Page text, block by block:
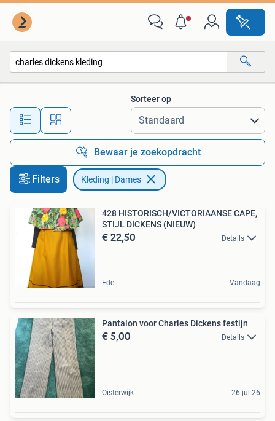
Alle afstanden…
Sorteer op
Bewaar je zoekopdracht
Filters Kleding | Dames
428 HISTORISCH/VICTORIAANSE CAPE,
STIJL DICKENS (NIEUW)
€ 22,50 Details
Ede Vandaag
Pantalon voor Charles Dickens festijn
€ 5,00 Details
Oisterwijk 26 jul 26